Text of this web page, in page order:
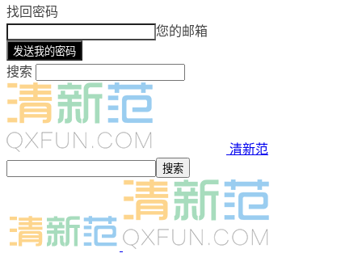
找回密码
您的邮箱
搜索
清新范